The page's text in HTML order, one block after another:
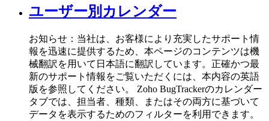
ユーザー別カレンダー
お知らせ：当社は、お客様により充実したサポート情
報を迅速に提供するため、本ページのコンテンツは機
械翻訳を用いて日本語に翻訳しています。正確かつ最
新のサポート情報をご覧いただくには、本内容の英語
版を参照してください。 Zoho BugTrackerのカレンダー
タブでは、担当者、種類、またはその両方に基づいて
データを表示するためのフィルターを利用できます。